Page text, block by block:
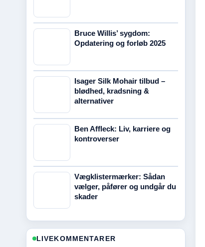
Bruce Willis’ sygdom:
Opdatering og forløb 2025
Isager Silk Mohair tilbud –
blødhed, kradsning &
alternativer
Ben Affleck: Liv, karriere og
kontroverser
Vægklistermærker: Sådan
vælger, påfører og undgår du
skader
LIVEKOMMENTARER